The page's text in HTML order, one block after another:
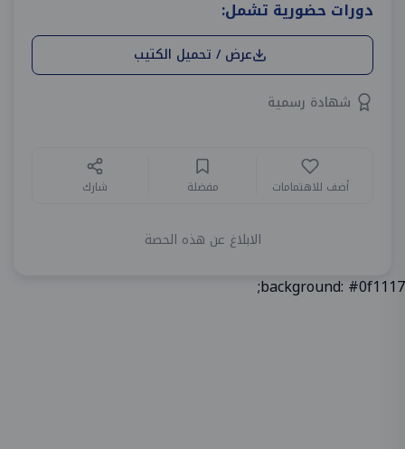
دورات حضورية تشمل:
عرض / تحميل الكتيب
شهادة رسمية
أضف للاهتمامات مفضلة شارك
الابلاغ عن هذه الحصة
background: #0f1117;